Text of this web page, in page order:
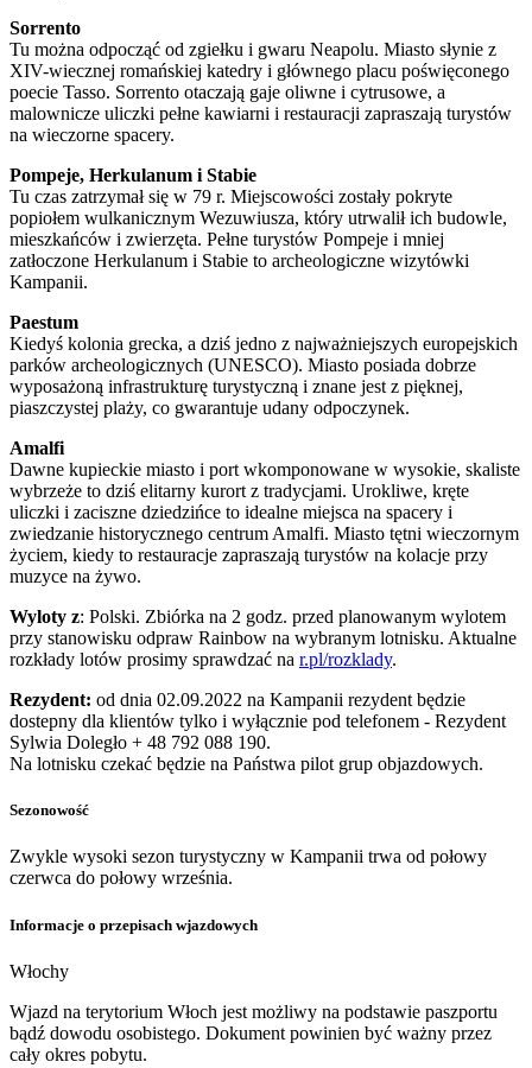
Sorrento
Tu można odpocząć od zgiełku i gwaru Neapolu. Miasto słynie z
XIV-wiecznej romańskiej katedry i głównego placu poświęconego
poecie Tasso. Sorrento otaczają gaje oliwne i cytrusowe, a
malownicze uliczki pełne kawiarni i restauracji zapraszają turystów
na wieczorne spacery.
Pompeje, Herkulanum i Stabie
Tu czas zatrzymał się w 79 r. Miejscowości zostały pokryte
popiołem wulkanicznym Wezuwiusza, który utrwalił ich budowle,
mieszkańców i zwierzęta. Pełne turystów Pompeje i mniej
zatłoczone Herkulanum i Stabie to archeologiczne wizytówki
Kampanii.
Paestum
Kiedyś kolonia grecka, a dziś jedno z najważniejszych europejskich
parków archeologicznych (UNESCO). Miasto posiada dobrze
wyposażoną infrastrukturę turystyczną i znane jest z pięknej,
piaszczystej plaży, co gwarantuje udany odpoczynek.
Amalfi
Dawne kupieckie miasto i port wkomponowane w wysokie, skaliste
wybrzeże to dziś elitarny kurort z tradycjami. Urokliwe, kręte
uliczki i zaciszne dziedzińce to idealne miejsca na spacery i
zwiedzanie historycznego centrum Amalfi. Miasto tętni wieczornym
życiem, kiedy to restauracje zapraszają turystów na kolacje przy
muzyce na żywo.
Wyloty z: Polski. Zbiórka na 2 godz. przed planowanym wylotem
przy stanowisku odpraw Rainbow na wybranym lotnisku. Aktualne
rozkłady lotów prosimy sprawdzać na r.pl/rozklady.
Rezydent: od dnia 02.09.2022 na Kampanii rezydent będzie
dostepny dla klientów tylko i wyłącznie pod telefonem - Rezydent
Sylwia Doległo + 48 792 088 190.
Na lotnisku czekać będzie na Państwa pilot grup objazdowych.
Sezonowość
Zwykle wysoki sezon turystyczny w Kampanii trwa od połowy
czerwca do połowy września.
Informacje o przepisach wjazdowych
Włochy
Wjazd na terytorium Włoch jest możliwy na podstawie paszportu
bądź dowodu osobistego. Dokument powinien być ważny przez
cały okres pobytu.